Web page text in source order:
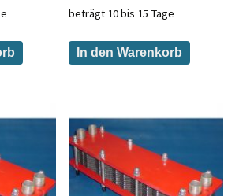
beträgt 10 bis 15 Tage
In den Warenkorb